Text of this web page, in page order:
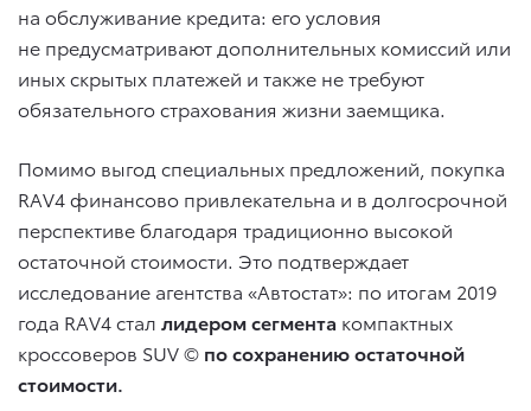
на обслуживание кредита: его условия
не предусматривают дополнительных комиссий или
иных скрытых платежей и также не требуют
обязательного страхования жизни заемщика.
Помимо выгод специальных предложений, покупка
RAV4 финансово привлекательна и в долгосрочной
перспективе благодаря традиционно высокой
остаточной стоимости. Это подтверждает
исследование агентства «Автостат»: по итогам 2019
года RAV4 стал лидером сегмента компактных
кроссоверов SUV © по сохранению остаточной
стоимости.